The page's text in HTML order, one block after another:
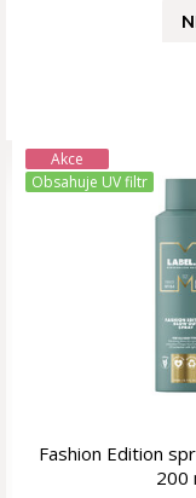
Akce
Obsahuje UV filtr
Fashion Edition
200